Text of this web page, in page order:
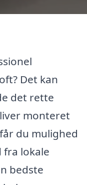
Det kan
det rette
monteret
du mulighed
lokale
bedste